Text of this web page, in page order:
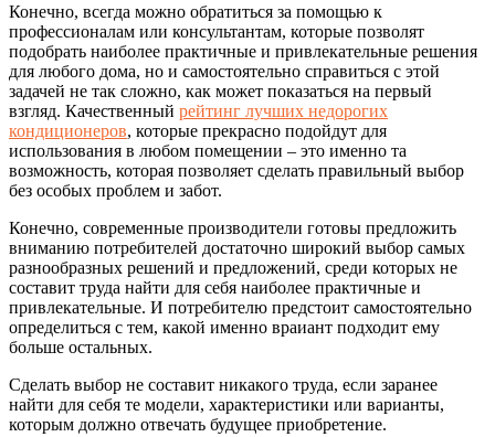
Конечно, всегда можно обратиться за помощью к
профессионалам или консультантам, которые позволят
подобрать наиболее практичные и привлекательные решения
для любого дома, но и самостоятельно справиться с этой
задачей не так сложно, как может показаться на первый
взгляд. Качественный рейтинг лучших недорогих
кондиционеров, которые прекрасно подойдут для
использования в любом помещении – это именно та
возможность, которая позволяет сделать правильный выбор
без особых проблем и забот.
Конечно, современные производители готовы предложить
вниманию потребителей достаточно широкий выбор самых
разнообразных решений и предложений, среди которых не
составит труда найти для себя наиболее практичные и
привлекательные. И потребителю предстоит самостоятельно
определиться с тем, какой именно враиант подходит ему
больше остальных.
Сделать выбор не составит никакого труда, если заранее
найти для себя те модели, характеристики или варианты,
которым должно отвечать будущее приобретение.